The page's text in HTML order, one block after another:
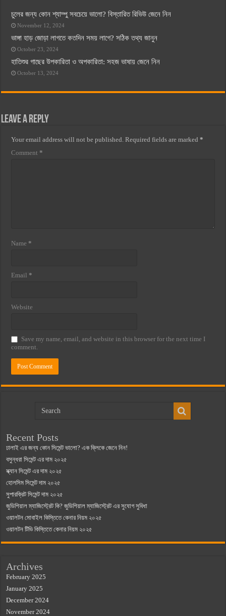
চুলের জন্য কোন শ্যাম্পু সবচেয়ে ভালো? বিস্তারিত রিভিউ জেনে নিন
November 12, 2024
ভাঙ্গা হাড় জোড়া লাগতে কতদিন সময় লাগে? সঠিক তথ্য জানুন
October 23, 2024
হাতিশুর গাছের উপকারিতা ও অপকারিতা: সহজ ভাষায় জেনে নিন
October 13, 2024
Leave a Reply
Your email address will not be published. Required fields are marked*
Comment *
Name *
Email *
Website
Save my name, email, and website in this browser for the next time I
comment.
Recent Posts
ঢালাই এর জন্য কোন সিমেন্ট ভালো? এক ক্লিকে জেনে নিন!
বসুন্ধরা সিমেন্ট এর দাম ২০২৫
স্ক্যান সিমেন্ট এর দাম ২০২৫
হোলসিম সিমেন্ট দাম ২০২৫
সুপারক্রিট সিমেন্ট দাম ২০২৫
জুডিশিয়াল ম্যাজিস্ট্রেট কি? জুডিশিয়াল ম্যাজিস্ট্রেট এর সুযোগ সুবিধা
ওয়ালটন মোবাইল কিস্তিতে কেনার নিয়ম ২০২৫
ওয়ালটন টিভি কিস্তিতে কেনার নিয়ম ২০২৫
Archives
February 2025
January 2025
December 2024
November 2024